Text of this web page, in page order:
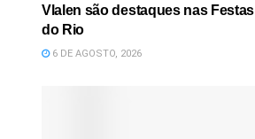
Vlalen são destaques nas Festas
do Rio
6 DE AGOSTO, 2026